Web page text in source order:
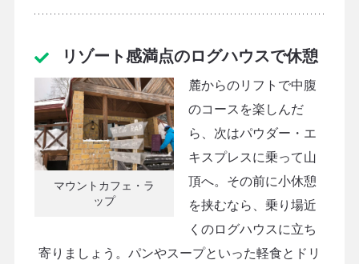
リゾート感満点のログハウスで休憩
マウントカフェ・ラ
ップ
麓からのリフトで中腹
のコースを楽しんだ
ら、次はパウダー・エ
キスプレスに乗って山
頂へ。その前に小休憩
を挟むなら、乗り場近
くのログハウスに立ち
寄りましょう。パンやスープといった軽食とドリ